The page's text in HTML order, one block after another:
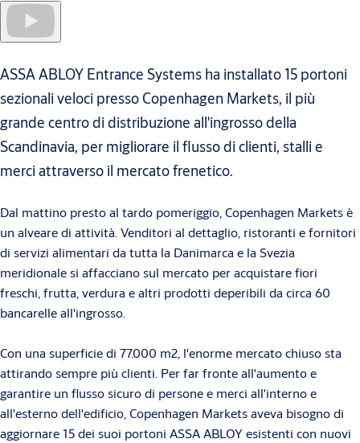
ASSA ABLOY Entrance Systems ha installato 15 portoni
sezionali veloci presso Copenhagen Markets, il più
grande centro di distribuzione all'ingrosso della
Scandinavia, per migliorare il flusso di clienti, stalli e
merci attraverso il mercato frenetico.
Dal mattino presto al tardo pomeriggio, Copenhagen Markets è
un alveare di attività. Venditori al dettaglio, ristoranti e fornitori
di servizi alimentari da tutta la Danimarca e la Svezia
meridionale si affacciano sul mercato per acquistare fiori
freschi, frutta, verdura e altri prodotti deperibili da circa 60
bancarelle all'ingrosso.
Con una superficie di 77.000 m2, l'enorme mercato chiuso sta
attirando sempre più clienti. Per far fronte all'aumento e
garantire un flusso sicuro di persone e merci all'interno e
all'esterno dell'edificio, Copenhagen Markets aveva bisogno di
aggiornare 15 dei suoi portoni ASSA ABLOY esistenti con nuovi